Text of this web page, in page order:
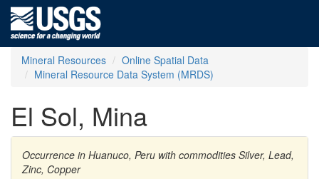
Mineral Resources
Online Spatial Data
Mineral Resource Data System (MRDS)
El Sol, Mina
Occurrence in Huanuco, Peru with commodities Silver, Lead,
Zinc, Copper